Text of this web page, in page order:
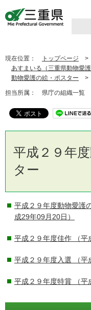
現在位置： トップページ >
あすまいる（三重県動物愛護
動物愛護の絵・ポスター >
担当所属： 県庁の組織一覧
平成２９年
ター
平成２９年度動物愛護
成29年09月20日）
平成２９年度佳作 （平
平成２９年度入選 （平
平成２９年度特賞 （平